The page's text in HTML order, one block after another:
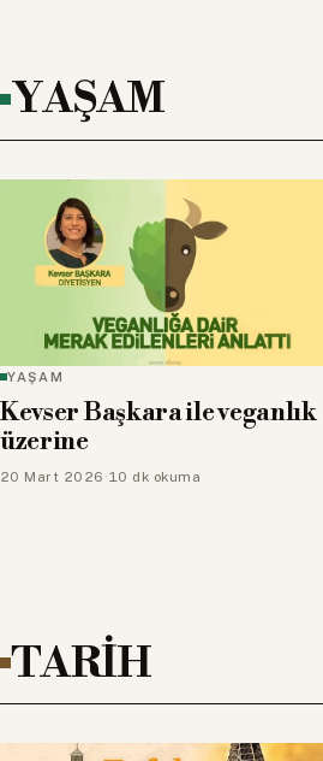
YAŞAM
YAŞAM
Kevser Başkara ile veganlık
üzerine
20 Mart 2026 ·10 dk okuma
TARİH